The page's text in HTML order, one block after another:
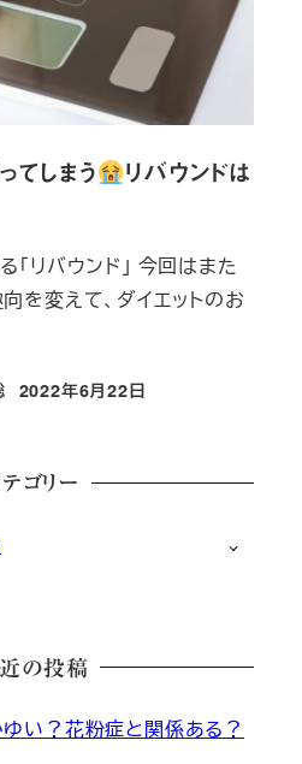
てしまう
リバウンドは
「リバウンド」 今回はまた
を変えて、ダイエットのお
投稿日
2022年6月22日
テゴリー
の投稿
い？花粉症と関係ある？